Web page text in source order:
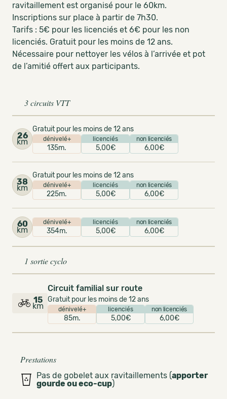
ravitaillement est organisé pour le 60km.
Inscriptions sur place à partir de 7h30.
Tarifs : 5€ pour les licenciés et 6€ pour les non
licenciés. Gratuit pour les moins de 12 ans.
Nécessaire pour nettoyer les vélos à l’arrivée et pot
de l’amitié offert aux participants.
3 circuits VTT
26
km
Gratuit pour les moins de 12 ans
dénivelé+
135m.
licenciés
5,00€
non licenciés
6,00€
38
km
Gratuit pour les moins de 12 ans
dénivelé+
225m.
licenciés
5,00€
non licenciés
6,00€
60
km
dénivelé+
354m.
licenciés
5,00€
non licenciés
6,00€
1 sortie cyclo
15
km
Circuit familial sur route
Gratuit pour les moins de 12 ans
dénivelé+
85m.
licenciés
5,00€
non licenciés
6,00€
Prestations
Pas de gobelet aux ravitaillements (apporter
gourde ou eco-cup)